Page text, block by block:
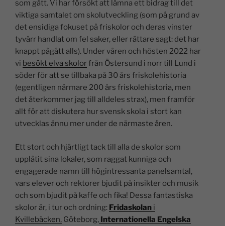
som gått. Vi har försökt att lämna ett bidrag till det
viktiga samtalet om skolutveckling (som på grund av
det ensidiga fokuset på friskolor och deras vinster
tyvärr handlat om fel saker, eller rättare sagt: det har
knappt pågått alls). Under våren och hösten 2022 har
vi besökt elva skolorfrån Östersund i norr till Lund i
söder för att se tillbaka på 30 års friskolehistoria
(egentligen närmare 200 års friskolehistoria, men
det återkommer jag till alldeles strax), men framför
allt för att diskutera hur svensk skola i stort kan
utvecklas ännu mer under de närmaste åren.
Ett stort och hjärtligt tack till alla de skolor som
upplåtit sina lokaler, som raggat kunniga och
engagerade namn till högintressanta panelsamtal,
vars elever och rektorer bjudit på insikter och musik
och som bjudit på kaffe och fika! Dessa fantastiska
skolor är, i tur och ordning: Fridaskolan i
Kvillebäcken, Göteborg, Internationella Engelska